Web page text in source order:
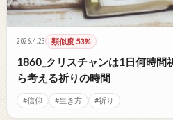
2026.4.23 類似度 53%
1860_クリスチャンは1日何時間
ら考える祈りの時間
#信仰 #生き方 #祈り